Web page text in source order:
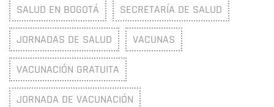
SALUD EN BOGOTÁ SECRETARÍA DE SALUD
JORNADAS DE SALUD VACUNAS
VACUNACIÓN GRATUITA
JORNADA DE VACUNACIÓN